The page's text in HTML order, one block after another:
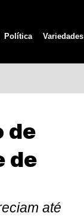
Política Variedades
de
de
até